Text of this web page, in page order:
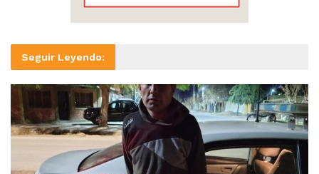
Seguir Leyendo: